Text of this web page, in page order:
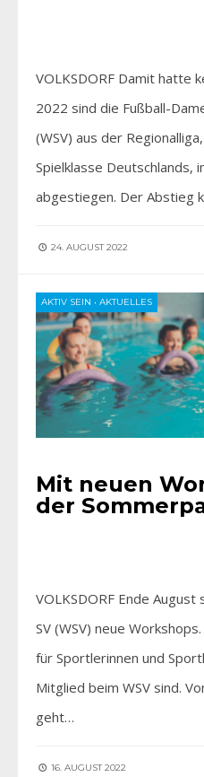
VOLKSDORF Damit hatte
2022 sind die Fußball-
(WSV) aus der
Spielklasse Deutschlands,
abgestiegen. Der Abstieg
24. AUGUST 2022
AKTIV SEIN • AKTUELLES
Mit neuen
der
VOLKSDORF Ende
SV (WSV) neue
für Sportlerinnen und
Mitglied beim WSV sind.
geht…
16. AUGUST 2022